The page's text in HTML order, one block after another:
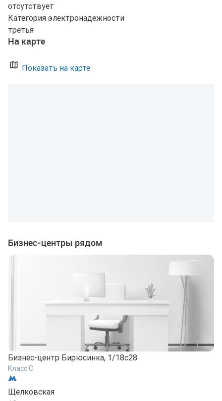
отсутствует
Категория электронадежности
третья
На карте
Показать на карте
Бизнес-центры рядом
Бизнес-центр Бирюсинка, 1/18с28
Класс C
Щелковская